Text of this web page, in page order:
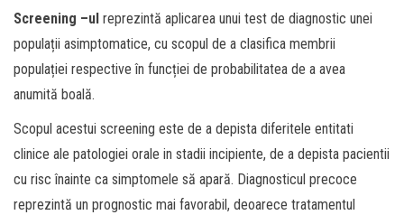
Screening –ul reprezintă aplicarea unui test de diagnostic unei
populații asimptomatice, cu scopul de a clasifica membrii
populației respective în funcției de probabilitatea de a avea
anumită boală.
Scopul acestui screening este de a depista diferitele entitati
clinice ale patologiei orale in stadii incipiente, de a depista pacientii
cu risc înainte ca simptomele să apară. Diagnosticul precoce
reprezintă un prognostic mai favorabil, deoarece tratamentul